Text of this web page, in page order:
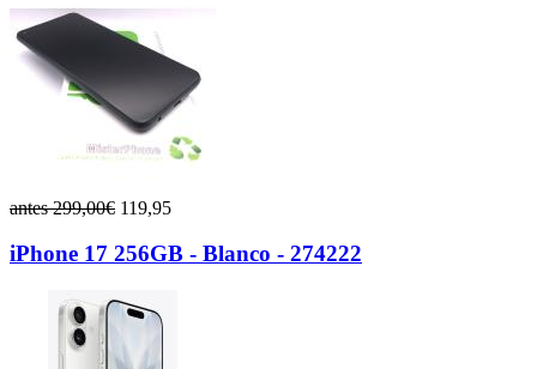
antes 299,00€ 119,95
iPhone 17 256GB - Blanco - 274222